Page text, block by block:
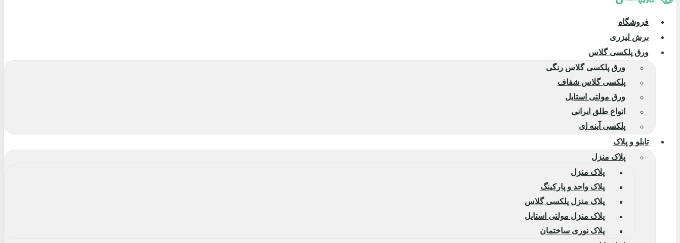
فروشگاه
برش لیزری
ورق پلکسی گلاس
ورق پلکسی گلاس رنگی
پلکسی گلاس شفاف
ورق مولتی استایل
انواع طلق ایرانی
پلکسی آینه ای
تابلو و پلاک
پلاک منزل
پلاک منزل
پلاک واحد و پارکینگ
پلاک منزل پلکسی گلاس
پلاک منزل مولتی استایل
پلاک نوری ساختمان